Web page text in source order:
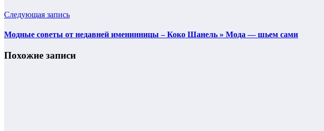
Следующая запись
Модные советы от недавней именинницы – Коко Шанель » Мода — шьем сами
Похожие записи